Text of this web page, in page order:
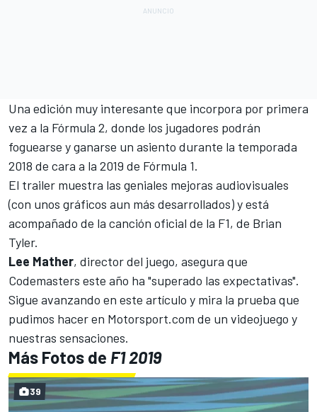
Una edición muy interesante que incorpora por primera
vez a la Fórmula 2, donde los jugadores podrán
foguearse y ganarse un asiento durante la temporada
2018 de cara a la 2019 de Fórmula 1.
El trailer muestra las geniales mejoras audiovisuales
(con unos gráficos aun más desarrollados) y está
acompañado de la canción oficial de la F1, de Brian
Tyler.
Lee Mather, director del juego, asegura que
Codemasters este año ha "superado las expectativas".
Sigue avanzando en este artículo y mira la prueba que
pudimos hacer en Motorsport.com de un videojuego y
nuestras sensaciones.
Más Fotos de F1 2019
39